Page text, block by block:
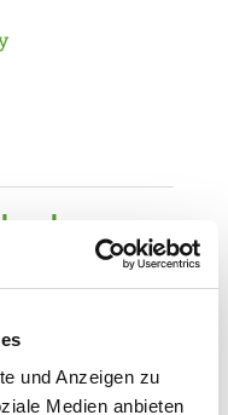
und Anzeigen zu
Medien anbieten
group